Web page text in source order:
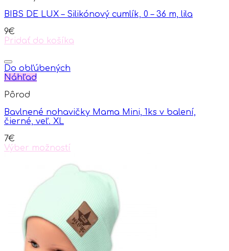
may
chosen
on
product
page
BIBS DE LUX – Silikónový cumlík, 0 – 36 m, lila
9€
Pridať do košíka
Do obľúbených
Náhľad
Pôrod
Bavlnené nohavičky Mama Mini, 1ks v balení,
čierné, veľ. XL
7€
Výber možností
variants.
options
chosen